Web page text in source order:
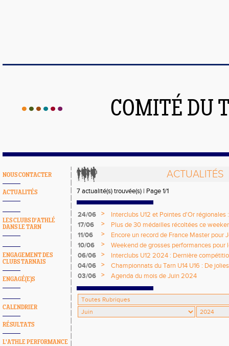
COMITÉ DU
NOUS CONTACTER
ACTUALITÉS
LES CLUBS D'ATHLÉ
DANS LE TARN
ENGAGEMENT DES
CLUBS TARNAIS
ENGAGÉ(E)S
CALENDRIER
RÉSULTATS
L'ATHLE PERFORMANCE
ACTUALITÉS
7 actualité(s) trouvée(s) | Page 1/1
24/06 >
Interclubs U12 et Pointes d'Or régionales
weekend
17/06 >
Plus de 30 médailles récoltées ce
11/06
>
Encore un record de France Master pour
10/06
>
Weekend de grosses performances pour
06/06
>
Interclubs U12 2024 : Dernière
04/06
>
Championnats du Tarn U14 U16 : De
03/06
> Agenda du mois de Juin 2024